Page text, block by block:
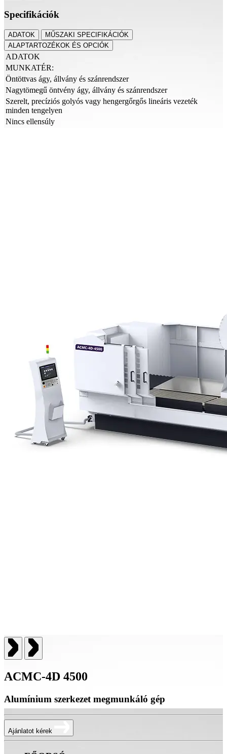
Specifikációk
ADATOK
MŰSZAKI SPECIFIKÁCIÓK
ALAPTARTOZÉKOK ÉS OPCIÓK
ADATOK
MUNKATÉR:
Öntöttvas ágy, állvány és szánrendszer
Nagytömegű öntvény ágy, állvány és szánrendszer
Szerelt, precíziós golyós vagy hengergőrgős lineáris vezeték
minden tengelyen
Nincs ellensúly
ACMC-4D 4500
Alumínium szerkezet megmunkáló gép
Ajánlatot kérek